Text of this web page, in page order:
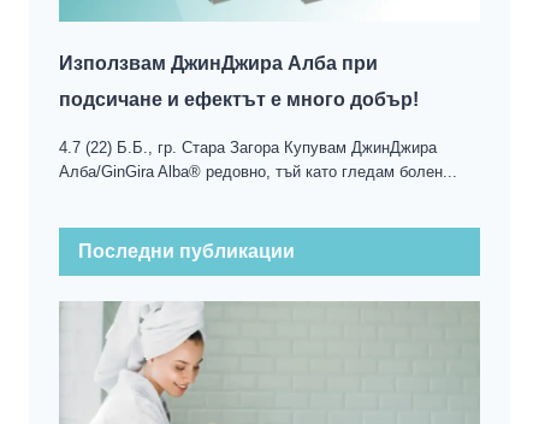
Използвам ДжинДжира Алба при
подсичане и ефектът е много добър!
4.7 (22) Б.Б., гр. Стара Загора Купувам ДжинДжира
Алба/GinGira Alba® редовно, тъй като гледам болен...
Последни публикации